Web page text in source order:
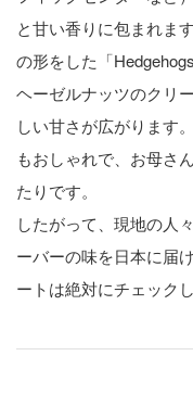
と甘い香りに包まれま
の形をした「
ヘーゼルナッツのクリ
しい甘さが広がります
もおしゃれで、お母さ
たりです。
したがって、現地の人
ーバーの味を日本に届
ートは絶対にチェック